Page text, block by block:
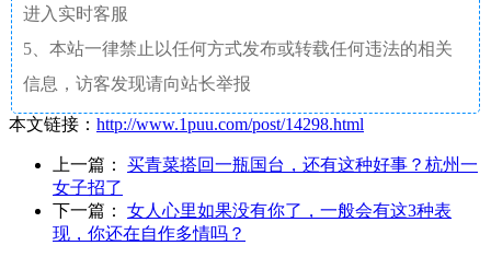
进入实时客服
5、本站一律禁止以任何方式发布或转载任何违法的相关
信息，访客发现请向站长举报
本文链接： http://www.1puu.com/post/14298.html
上一篇： 买青菜搭回一瓶国台，还有这种好事？杭州一
女子招了
下一篇： 女人心里如果没有你了，一般会有这3种表
现，你还在自作多情吗？